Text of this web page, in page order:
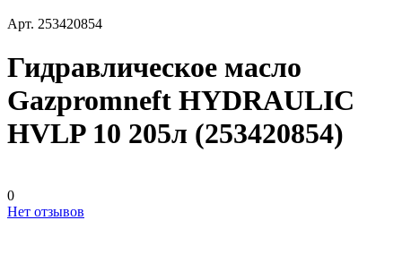
Арт. 253420854
Гидравлическое масло
Gazpromneft HYDRAULIC
HVLP 10 205л (253420854)
0
Нет отзывов